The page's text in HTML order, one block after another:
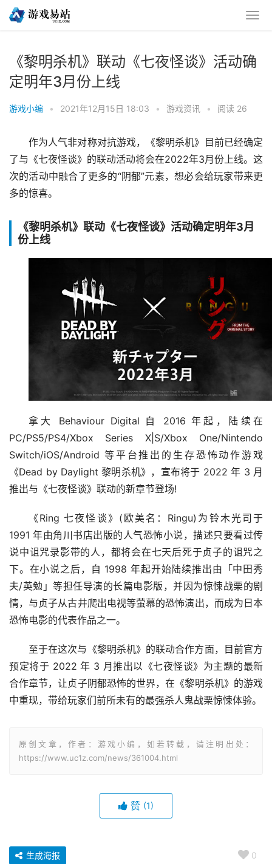
《黎明杀机》联动《七夜怪谈》活动确
定明年3月份上线
游戏小编 • 2021年12月15日 18:03 • 游戏资讯 • 阅读 26
作为人气非对称对抗游戏，《黎明杀机》目前已经确定
了与《七夜怪谈》的联动活动将会在2022年3月份上线。这
次的活动中融合了更多的“阴郁”元素，想必会给玩家带来更
多的惊喜。
《黎明杀机》联动《七夜怪谈》活动确定明年3月
份上线
拿大 Behaviour Digital 自 2016 年起，陆续在
PC/PS5/PS4/Xbox Series X|S/Xbox One/Nintendo
Switch/iOS/Android 等平台推出的生存恐怖动作游戏
《Dead by Daylight 黎明杀机》，宣布将于 2022 年 3 月
推出与《七夜怪谈》联动的新章节登场!
《Ring 七夜怪谈》(欧美名：Ringu)为铃木光司于
1991 年由角川书店出版的人气恐怖小说，描述只要看过传
说中诅咒录影带的人，都将会在七天后死于贞子的诅咒之
下。在小说之后，自 1998 年起开始陆续推出由「中田秀
夫/英勉」等担任导演的长篇电影版，并因为惊悚战栗的剧
情，与贞子从古井爬出电视等萤幕的恐怖演出，而成为日本
恐怖电影的代表作品之一。
至于在这次与《黎明杀机》的联动合作方面，目前官方
预定将于 2022 年 3 月推出以《七夜怪谈》为主题的最新
合作章节，让贞子阴郁恐怖的世界，在《黎明杀机》的游戏
中重现，带给玩家们前所未有的最强杀人鬼战栗惊悚体验。
原创文章，作者：游戏小编，如若转载，请注明出处：
https://www.uc1z.com/news/361004.html
赞 (1)
0
生成海报